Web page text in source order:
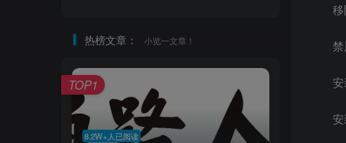
热榜文章： 小览一文章！
8.2W+人已阅读
TOP1